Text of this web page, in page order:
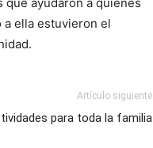
ella estuvieron el
Artículo siguiente
para toda la familia